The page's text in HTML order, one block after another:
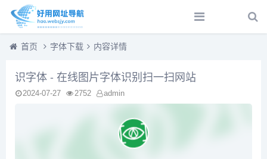
首页 字体下载 内容详情
识字体 - 在线图片字体识别扫一扫网站
2024-07-27 2752 admin